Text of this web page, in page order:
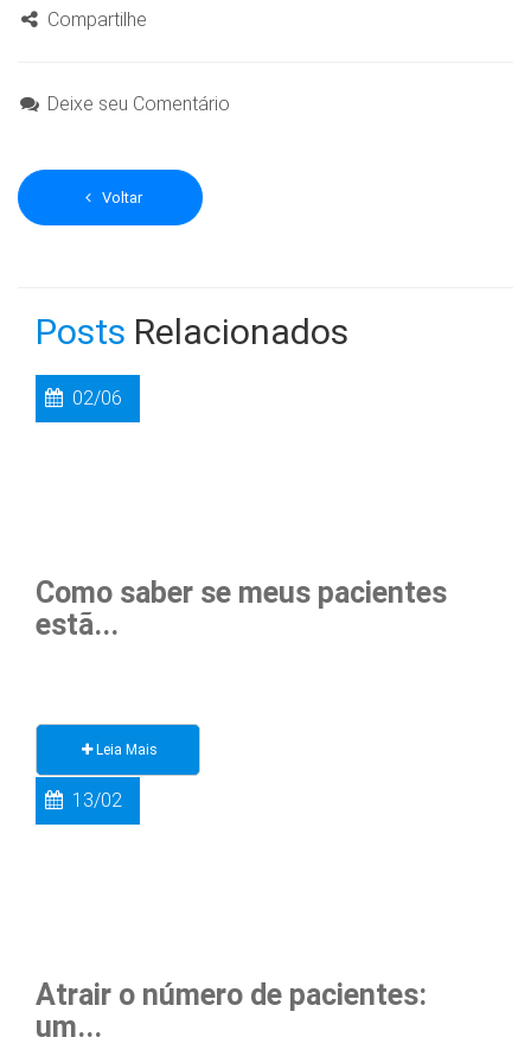
Compartilhe
Deixe seu Comentário
Voltar
Posts Relacionados
02/06
Como saber se meus pacientes
estã...
Leia Mais
13/02
Atrair o número de pacientes:
um...